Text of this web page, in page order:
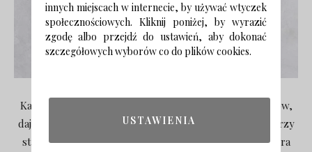
Każdy z działów Rosenthal proponuje szereg produktów,
dających możliwość budowania wyjątkowej atmosfery przy
stole, odzwierciedlając tym samym filozofię marki, która
innych miejscach w internecie, by używać wtyczek
społecznościowych. Kliknij poniżej, by wyrazić
zgodę albo przejdź do ustawień, aby dokonać
szczegółowych wyborów co do plików cookies.
USTAWIENIA